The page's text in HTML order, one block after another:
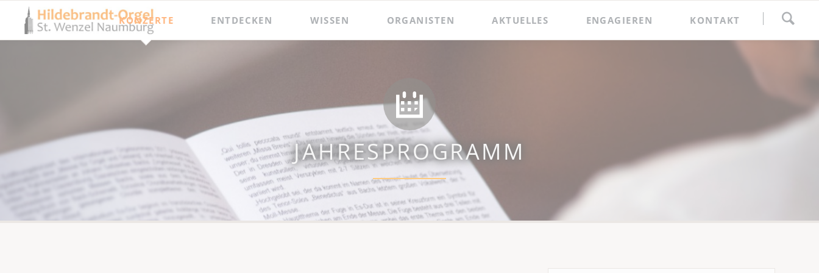
überspringen
KONZERTE
Festival Hildebrandt-Tage
ENTDECKEN WISSEN
Bach in Naumburg
ORGANISTEN
Die Assistenzorganistin
Berühmte Gast-Organisten
AKTUELLES ENGAGIEREN KONTAKT
JAHRESPROGRAMM